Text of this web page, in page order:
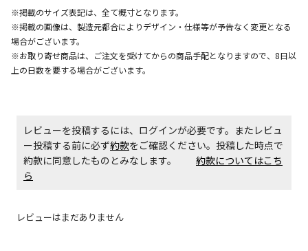
エアコンの取付工事が必要な商品です。別途費用が発
生する場合がございます。
※掲載のサイズ表記は、全て概寸となります。
※掲載の画像は、製造元都合によりデザイン・仕様等が予告なく変更となる
場合がございます。
※お取り寄せ商品は、ご注文を受けてからの商品手配となりますので、8日以
上の日数を要する場合がございます。
レビューを投稿するには、ログインが必要です。またレビュ
ー投稿する前に必ず約款をご確認ください。投稿した時点で
約款に同意したものとみなします。 約款についてはこち
ら
レビューはまだありません